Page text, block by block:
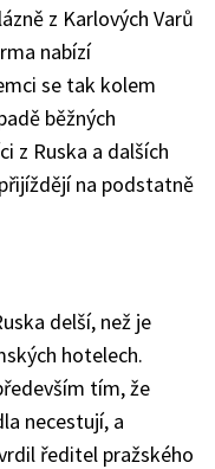
z Karlových Varů
nabízí
se tak kolem
běžných
z Ruska a dalších
na podstatně
delší, než je
hotelech.
tím, že
necestují, a
ředitel pražského